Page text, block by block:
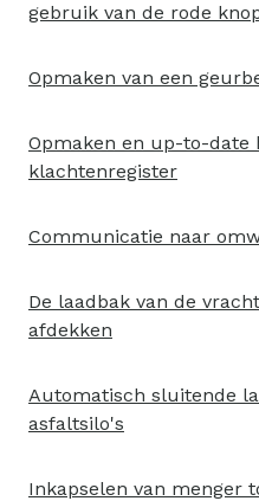
gebruik van de rode
Opmaken van een
Opmaken en up-to-date
klachtenregister
Communicatie naar
De laadbak van de
afdekken
Automatisch sluitende
asfaltsilo's
Inkapselen van menger